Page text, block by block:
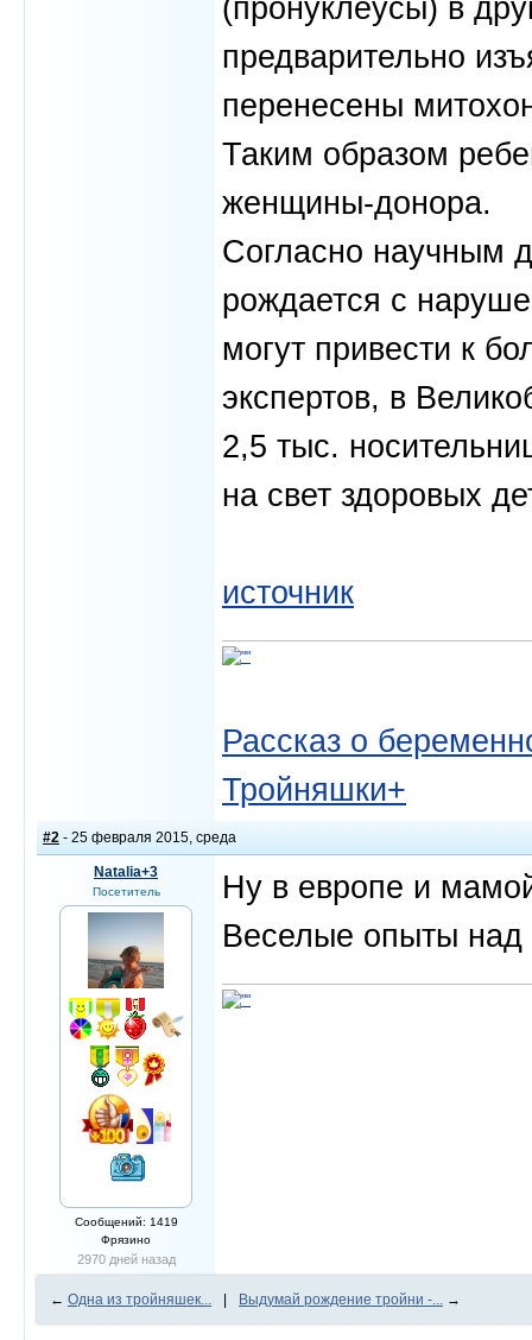
(пронуклеусы) в
предварительно
перенесены
Таким образом
женщины-донора.
Согласно научным
рождается с
могут привести к
экспертов, в
2,5 тыс.
на свет здоровых
источник
Рассказ о
Тройняшки+
#2 - 25 февраля 2015, среда
Natalia+3
Посетитель
Сообщений: 1419
Фрязино
2970 дней назад
Ну в европе и
Веселые опыты над
← Одна из тройняшек... Выдумай рождение тройни -... →